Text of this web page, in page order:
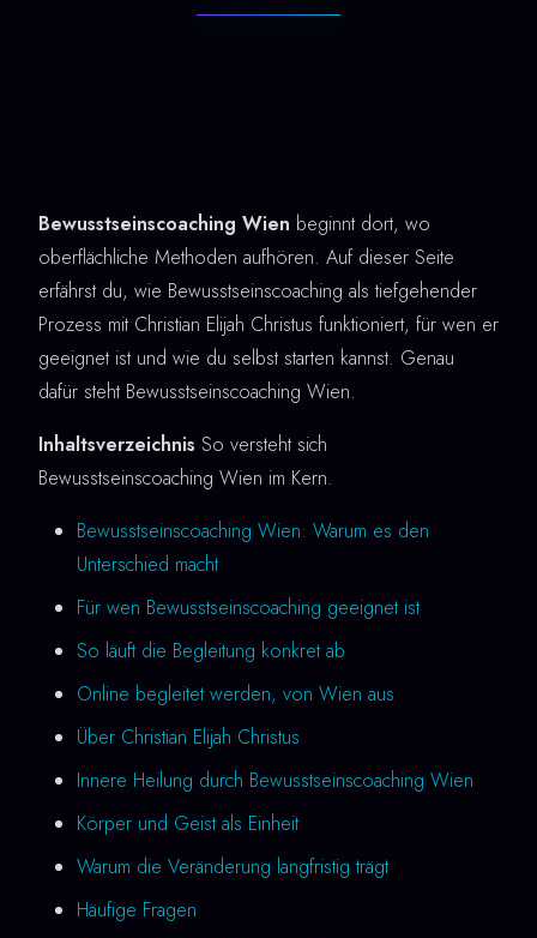
Bewusstseinscoaching Wien beginnt dort, wo
oberflächliche Methoden aufhören. Auf dieser Seite
erfährst du, wie Bewusstseinscoaching als tiefgehender
Prozess mit Christian Elijah Christus funktioniert, für wen er
geeignet ist und wie du selbst starten kannst. Genau
dafür steht Bewusstseinscoaching Wien.
Inhaltsverzeichnis So versteht sich
Bewusstseinscoaching Wien im Kern.
Bewusstseinscoaching Wien: Warum es den
Unterschied macht
Für wen Bewusstseinscoaching geeignet ist
So läuft die Begleitung konkret ab
Online begleitet werden, von Wien aus
Über Christian Elijah Christus
Innere Heilung durch Bewusstseinscoaching Wien
Körper und Geist als Einheit
Warum die Veränderung langfristig trägt
Häufige Fragen